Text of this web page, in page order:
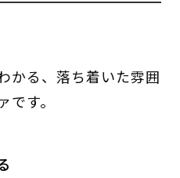
かる、落ち着いた雰囲
す。